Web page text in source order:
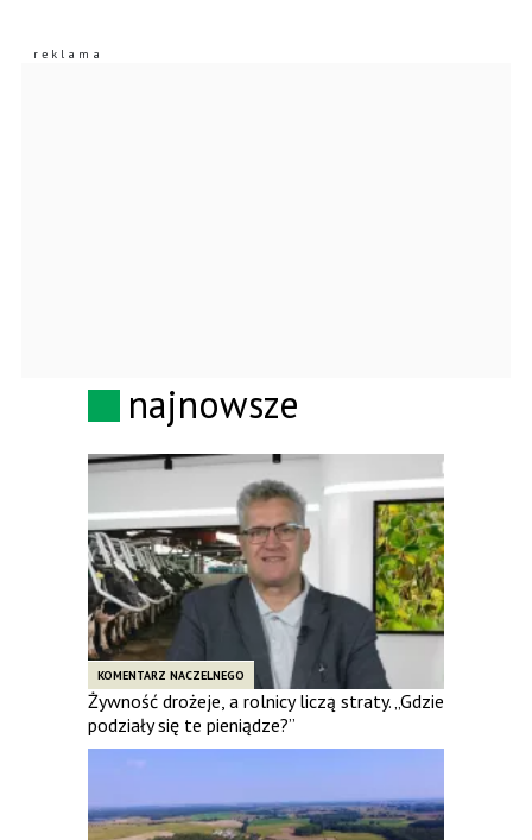
najnowsze
KOMENTARZ NACZELNEGO
Żywność drożeje, a rolnicy liczą straty. „Gdzie
podziały się te pieniądze?”